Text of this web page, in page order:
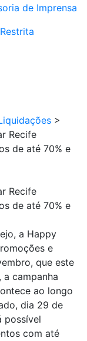
de Imprensa
Restrita
>
Recife
de até 70% e
Recife
de até 70% e
a Happy
e
que este
a campanha
ao longo
dia 29 de
possível
com até